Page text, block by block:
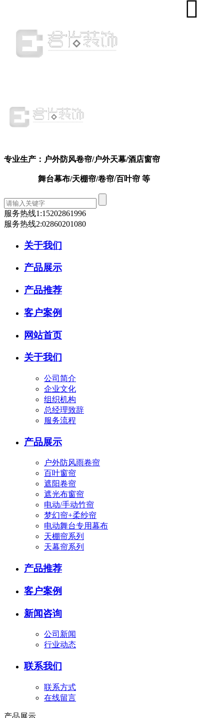
专业生产：户外防风卷帘/户外天幕/酒店窗帘
舞台幕布/天棚帘/卷帘/百叶帘 等
服务热线1:15202861996
服务热线2:02860201080
关于我们
产品展示
产品推荐
客户案例
网站首页
关于我们
公司简介
企业文化
组织机构
总经理致辞
服务流程
产品展示
户外防风雨卷帘
百叶窗帘
遮阳卷帘
遮光布窗帘
电动/手动竹帘
梦幻帘+柔纱帘
电动舞台专用幕布
天棚帘系列
天幕帘系列
产品推荐
客户案例
新闻咨询
公司新闻
行业动态
联系我们
联系方式
在线留言
产品展示